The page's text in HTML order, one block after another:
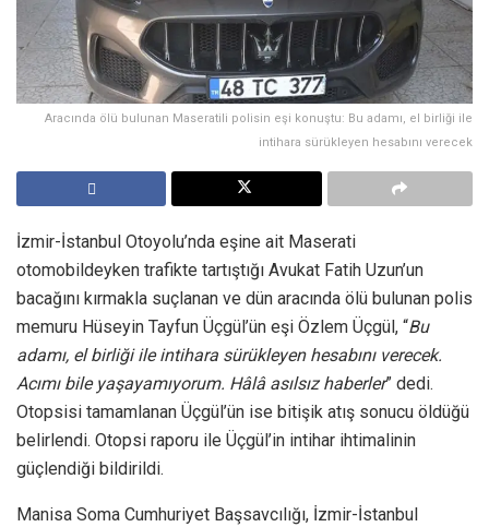
Aracında ölü bulunan Maseratili polisin eşi konuştu: Bu adamı, el birliği ile
intihara sürükleyen hesabını verecek
İzmir-İstanbul Otoyolu’nda eşine ait Maserati
otomobildeyken trafikte tartıştığı Avukat Fatih Uzun’un
bacağını kırmakla suçlanan ve dün aracında ölü bulunan polis
memuru Hüseyin Tayfun Üçgül’ün eşi Özlem Üçgül, “Bu
adamı, el birliği ile intihara sürükleyen hesabını verecek.
Acımı bile yaşayamıyorum. Hâlâ asılsız haberler” dedi.
Otopsisi tamamlanan Üçgül’ün ise bitişik atış sonucu öldüğü
belirlendi. Otopsi raporu ile Üçgül’in intihar ihtimalinin
güçlendiği bildirildi.
Manisa Soma Cumhuriyet Başsavcılığı, İzmir-İstanbul